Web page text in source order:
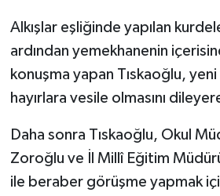
Alkışlar eşliğinde yapılan
ardından yemekhanenin
konuşma yapan Tıskaoğlu,
hayırlara vesile olmasını
Daha sonra Tıskaoğlu, Okul
Zoroğlu ve İl Millî Eğitim
ile beraber görüşme yapmak